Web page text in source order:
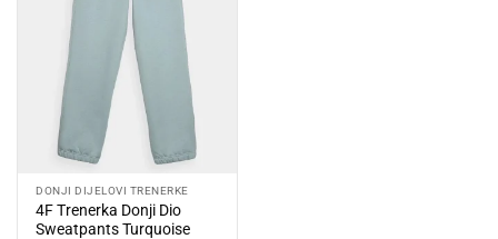
DONJI DIJELOVI TRENERKE
4F Trenerka Donji Dio
Sweatpants Turquoise